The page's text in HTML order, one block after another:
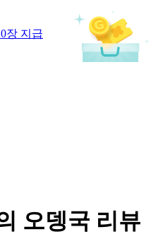
장 지급
오뎅국 리뷰